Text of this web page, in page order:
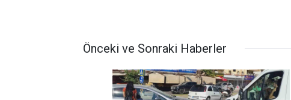
Önceki ve Sonraki Haberler